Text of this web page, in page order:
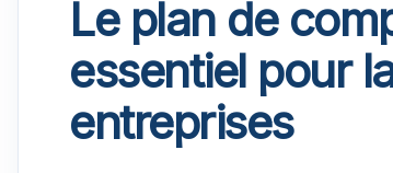
Le plan de
essentiel pour
entreprises